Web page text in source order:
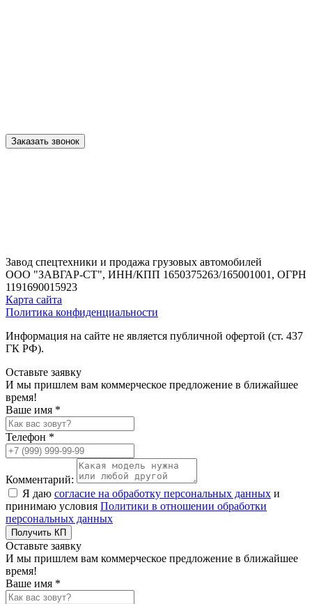
Заказать звонок
Завод спецтехники и продажа грузовых автомобилей
ООО "ЗАВГАР-СТ", ИНН/КПП 1650375263/165001001, ОГРН
1191690015923
Карта сайта
Политика конфиденциальности
Информация на сайте не является публичной офертой (ст. 437
ГК РФ).
Оставьте заявку
И мы пришлем вам коммерческое предложение в ближайшее
время!
Ваше имя *
Телефон *
Комментарий:
Я даю согласие на обработку персональных данных и
принимаю условия Политики в отношении обработки
персональных данных
Получить КП
Оставьте заявку
И мы пришлем вам коммерческое предложение в ближайшее
время!
Ваше имя *